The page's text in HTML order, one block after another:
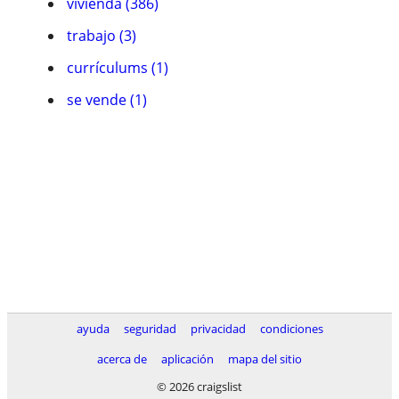
trabajo (3)
currículums (1)
se vende (1)
ayuda seguridad privacidad
condiciones
acerca de
aplicación
mapa del sitio
© 2026 craigslist